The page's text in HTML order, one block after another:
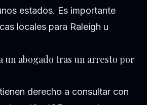
estados. Es importante
locales para Raleigh u
un abogado tras un arresto por
derecho a consultar con